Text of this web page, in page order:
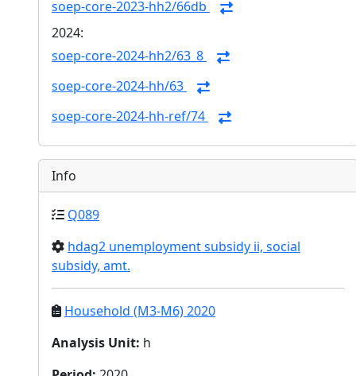
soep-core-2023-hh2/66db
2024:
soep-core-2024-hh2/63_8
soep-core-2024-hh/63
soep-core-2024-hh-ref/74
Info
Q089
hdag2 unemployment subsidy ii, social
subsidy, amt.
Household (M3-M6) 2020
Analysis Unit: h